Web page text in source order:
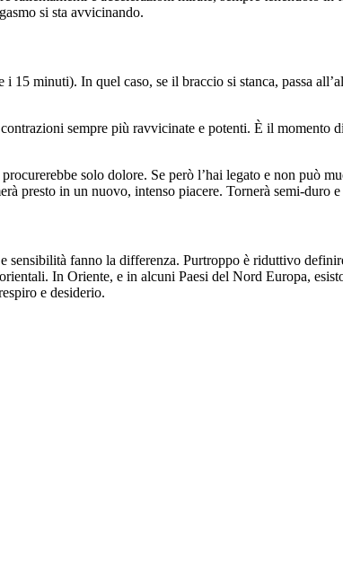
si sta avvicinando.
minuti). In quel caso, se il braccio si stanca, passa
sempre più ravvicinate e potenti. È il
solo dolore. Se però l’hai legato e non può
presto in un nuovo, intenso piacere. Tornerà semi-duro e
sensibilità fanno la differenza. Purtroppo è riduttivo
In Oriente, e in alcuni Paesi del Nord Europa,
e desiderio.